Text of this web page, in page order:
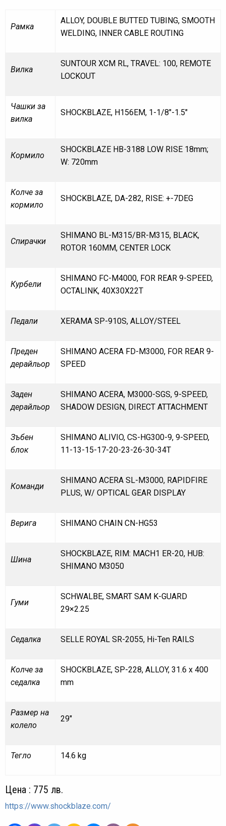
Рамка
ALLOY, DOUBLE BUTTED TUBING, SMOOTH
WELDING, INNER CABLE ROUTING
Вилка
SUNTOUR XCM RL, TRAVEL: 100, REMOTE
LOCKOUT
Чашки за
вилка
SHOCKBLAZE, H156EM, 1-1/8″-1.5″
Кормило
SHOCKBLAZE HB-3188 LOW RISE 18mm;
W: 720mm
Колче за
кормило
SHOCKBLAZE, DA-282, RISE: +-7DEG
Спирачки
SHIMANO BL-M315/BR-M315, BLACK,
ROTOR 160MM, CENTER LOCK
Курбели
SHIMANO FC-M4000, FOR REAR 9-SPEED,
OCTALINK, 40X30X22T
Педали XERAMA SP-910S, ALLOY/STEEL
Преден
дерайльор
SHIMANO ACERA FD-M3000, FOR REAR 9-
SPEED
Заден
дерайльор
SHIMANO ACERA, M3000-SGS, 9-SPEED,
SHADOW DESIGN, DIRECT ATTACHMENT
Зъбен
блок
SHIMANO ALIVIO, CS-HG300-9, 9-SPEED,
11-13-15-17-20-23-26-30-34T
Команди
SHIMANO ACERA SL-M3000, RAPIDFIRE
PLUS, W/ OPTICAL GEAR DISPLAY
Верига SHIMANO CHAIN CN-HG53
Шина
SHOCKBLAZE, RIM: MACH1 ER-20, HUB:
SHIMANO M3050
Гуми
SCHWALBE, SMART SAM K-GUARD
29×2.25
Седалка SELLE ROYAL SR-2055, Hi-Ten RAILS
Колче за
седалка
SHOCKBLAZE, SP-228, ALLOY, 31.6 x 400
mm
Размер на
колело
29″
Тегло 14.6 kg
Цена : 775 лв.
https://www.shockblaze.com/